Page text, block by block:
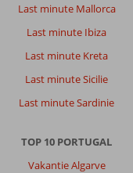
Last minute Mallorca
Last minute Ibiza
Last minute Kreta
Last minute Sicilie
Last minute Sardinie
TOP 10 PORTUGAL
Vakantie Algarve